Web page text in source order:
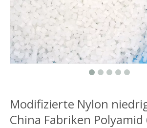
Modifizierte Nylon
China Fabriken Polyamid